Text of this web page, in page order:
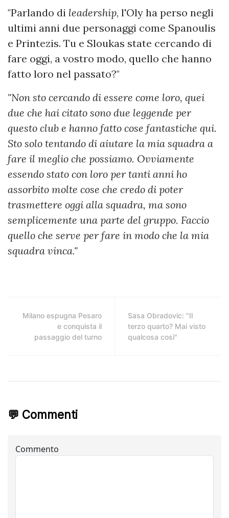
"Parlando di leadership, l'Oly ha perso negli
ultimi anni due personaggi come Spanoulis
e Printezis. Tu e Sloukas state cercando di
fare oggi, a vostro modo, quello che hanno
fatto loro nel passato?"
"Non sto cercando di essere come loro, quei
due che hai citato sono due leggende per
questo club e hanno fatto cose fantastiche qui.
Sto solo tentando di aiutare la mia squadra a
fare il meglio che possiamo. Ovviamente
essendo stato con loro per tanti anni ho
assorbito molte cose che credo di poter
trasmettere oggi alla squadra, ma sono
semplicemente una parte del gruppo. Faccio
quello che serve per fare in modo che la mia
squadra vinca."
Milano espugna Pesaro
e conquista il
passaggio del turno
Sasa Obradovic: "Il
terzo quarto? Mai visto
qualcosa così"
💬 Commenti